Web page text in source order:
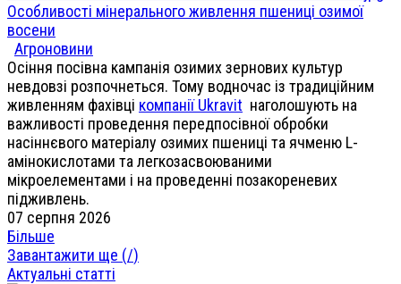
Особливості мінерального живлення пшениці озимої
восени
Агроновини
Осіння посівна кампанія озимих зернових культур
невдовзі розпочнеться. Тому водночас із традиційним
живленням фахівці компанії Ukravit наголошують на
важливості проведення передпосівної обробки
насіннєвого матеріалу озимих пшениці та ячменю L-
амінокислотами та легкозасвоюваними
мікроелементами і на проведенні позакореневих
підживлень.
07 серпня 2026
Більше
Завантажити ще (/)
Актуальні статті